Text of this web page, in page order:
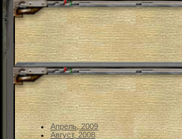
Апрель, 2009
Август, 2008